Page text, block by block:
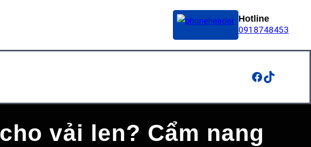
Hotline
0918748453
Facebook
TikTok
vải len? Cẩm nang